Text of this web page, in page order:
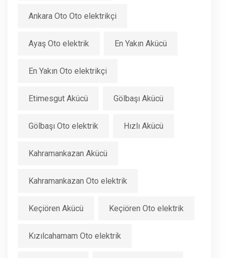
Ankara Oto Oto elektrikçi
Ayaş Oto elektrik En Yakın Akücü
En Yakın Oto elektrikçi
Etimesgut Akücü Gölbaşı Akücü
Gölbaşı Oto elektrik Hızlı Akücü
Kahramankazan Akücü
Kahramankazan Oto elektrik
Keçiören Akücü Keçiören Oto elektrik
Kızılcahamam Oto elektrik